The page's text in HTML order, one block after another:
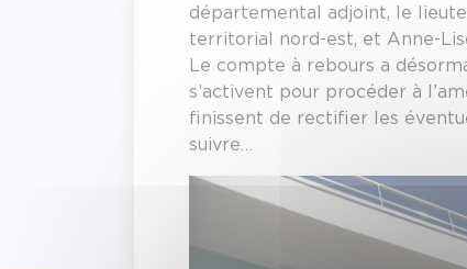
départemental adjoint, le
territorial nord-est, et Anne-
Le compte à rebours a
s’activent pour procéder à
finissent de rectifier les
suivre…